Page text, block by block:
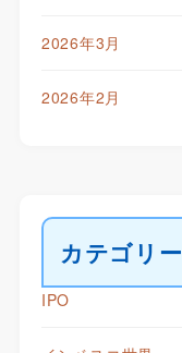
2026年3月
2026年2月
カテゴリー
IPO